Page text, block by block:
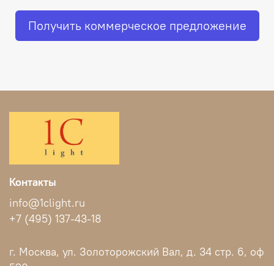
Получить коммерческое предложение
Контакты
info@1clight.ru
+7 (495) 137-43-18
г. Москва, ул. Золоторожский Вал, д. 34 стр. 6, оф